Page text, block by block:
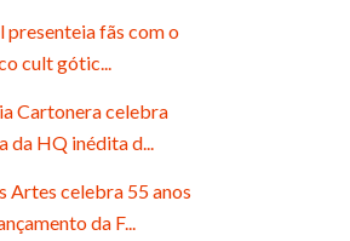
presenteia fãs com o
cult gótic...
Cartonera celebra
da HQ inédita d...
Artes celebra 55 anos
da F...